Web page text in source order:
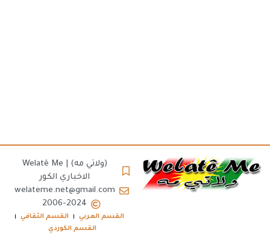
(ولاتي مه) | Welatê Me
الاخباري الكور
welateme.net@gmail.com
2006-2024
القسم العربي
القسم الثقافي
القسم الكوردي